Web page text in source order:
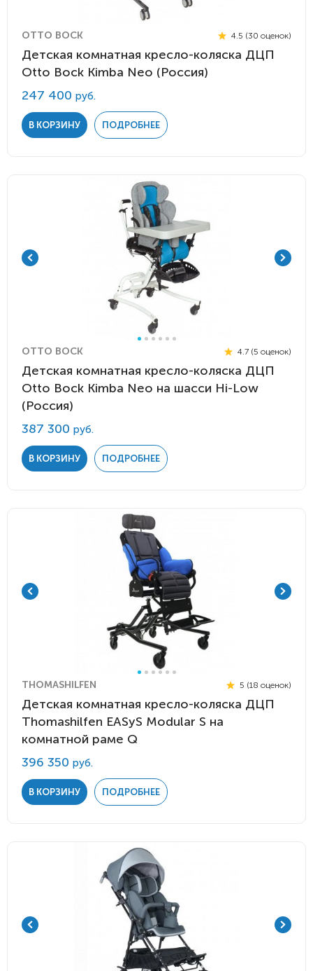
OTTO BOCK 4.5 (30 оценок)
Детская комнатная кресло-коляска ДЦП
Otto Bock Kimba Neo (Россия)
247 400 руб.
В КОРЗИНУ ПОДРОБНЕЕ
OTTO BOCK 4.7 (5 оценок)
Детская комнатная кресло-коляска ДЦП
Otto Bock Kimba Neo на шасси Hi-Low
(Россия)
387 300 руб.
В КОРЗИНУ ПОДРОБНЕЕ
THOMASHILFEN 5 (18 оценок)
Детская комнатная кресло-коляска ДЦП
Thomashilfen EASyS Modular S на
комнатной раме Q
396 350 руб.
В КОРЗИНУ ПОДРОБНЕЕ